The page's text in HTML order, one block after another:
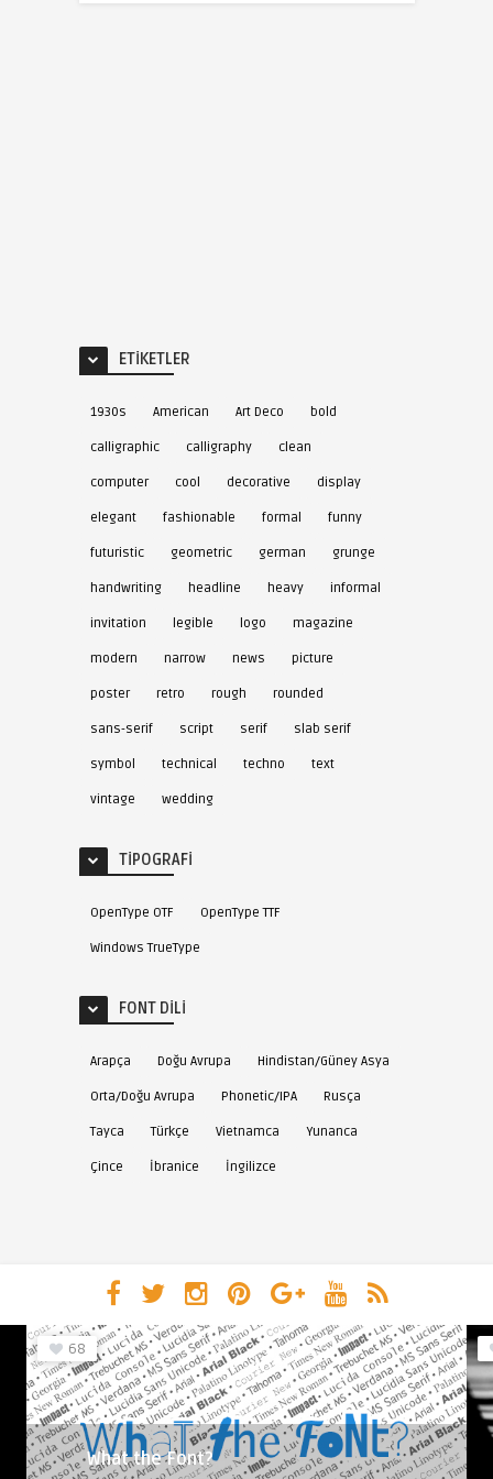
ETIKETLER
1930s American Art Deco bold
calligraphic calligraphy clean
computer cool decorative display
elegant fashionable formal funny
futuristic geometric german grunge
handwriting headline heavy informal
invitation legible logo magazine
modern narrow news picture
poster retro rough rounded
sans-serif script serif slab serif
symbol technical techno text
vintage wedding
TIPOGRAFI
OpenType OTF OpenType TTF
Windows TrueType
FONT DILI
Arapça Doğu Avrupa Hindistan/Güney Asya
Orta/Doğu Avrupa Phonetic/IPA Rusça
Tayca Türkçe Vietnamca Yunanca
Çince İbranice İngilizce
68
What the Font?